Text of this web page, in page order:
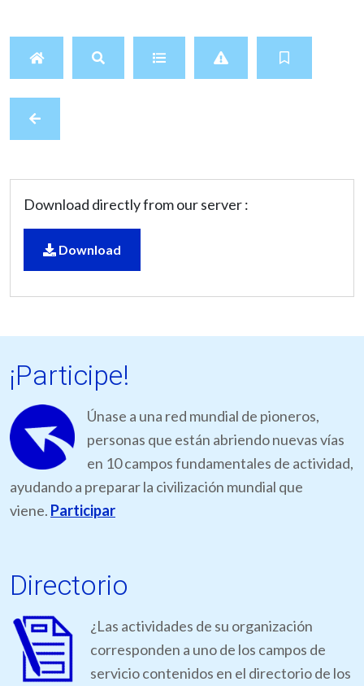
Download directly from our server :
Download
¡Participe!
Únase a una red mundial de pioneros,
personas que están abriendo nuevas vías
en 10 campos fundamentales de actividad,
ayudando a preparar la civilización mundial que
viene. Participar
Directorio
¿Las actividades de su organización
corresponden a uno de los campos de
servicio contenidos en el directorio de los